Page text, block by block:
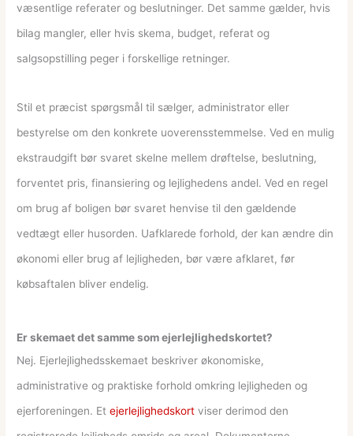
væsentlige referater og beslutninger. Det samme gælder, hvis
bilag mangler, eller hvis skema, budget, referat og
salgsopstilling peger i forskellige retninger.
Stil et præcist spørgsmål til sælger, administrator eller
bestyrelse om den konkrete uoverensstemmelse. Ved en mulig
ekstraudgift bør svaret skelne mellem drøftelse, beslutning,
forventet pris, finansiering og lejlighedens andel. Ved en regel
om brug af boligen bør svaret henvise til den gældende
vedtægt eller husorden. Uafklarede forhold, der kan ændre din
økonomi eller brug af lejligheden, bør være afklaret, før
købsaftalen bliver endelig.
Er skemaet det samme som ejerlejlighedskortet?
Nej. Ejerlejlighedsskemaet beskriver økonomiske,
administrative og praktiske forhold omkring lejligheden og
ejerforeningen. Etejerlejlighedskort viser derimod den